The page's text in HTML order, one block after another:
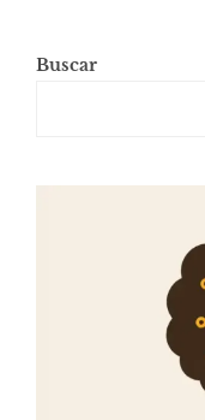
Buscar